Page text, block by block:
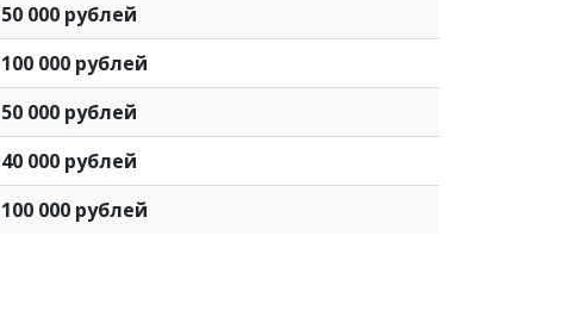
000 рублей
000 рублей
000 рублей
000 рублей
000 рублей